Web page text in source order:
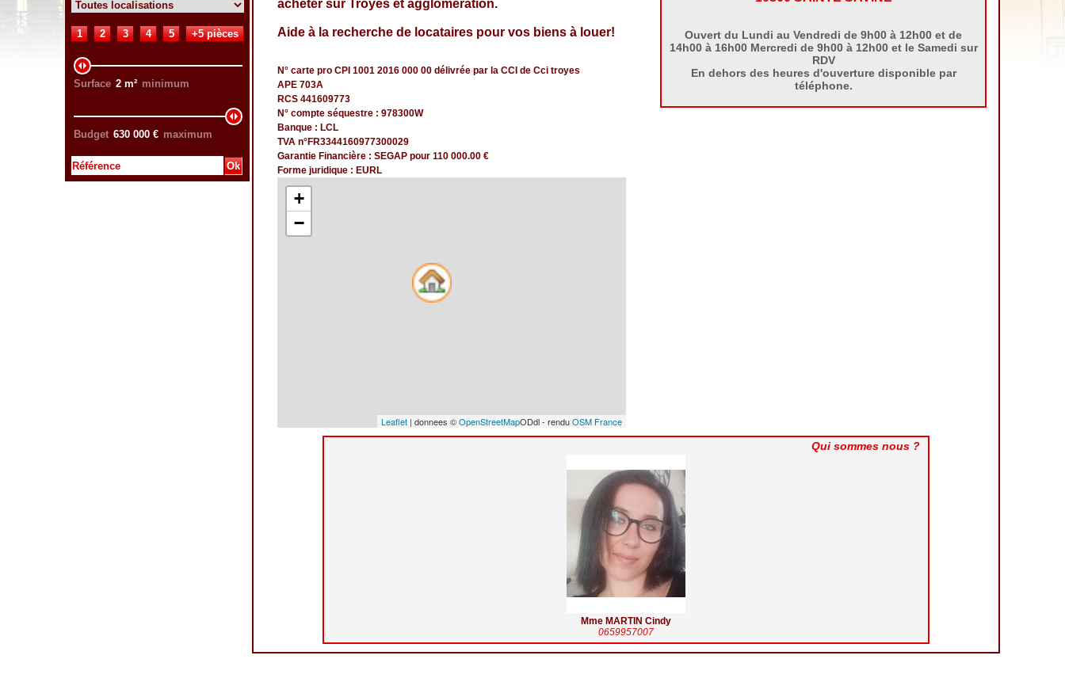
1 2 3 4 5 +5 pièces
Surface 2 m² minimum
Budget 630 000 € maximum
acheter sur Troyes et agglomération.
Aide à la recherche de locataires pour vos biens à louer!
N° carte pro CPI 1001 2016 000 00 délivrée par la CCI de Cci troyes
APE 703A
RCS 441609773
N° compte séquestre : 978300W
Banque : LCL
TVA n°FR3344160977300029
Garantie Financière : SEGAP pour 110 000.00 €
Forme juridique : EURL
+
−
Leaflet | donnees ©OpenStreetMapODdl - renduOSM France
Ouvert du Lundi au Vendredi de 9h00 à 12h00 et de
14h00 à 16h00 Mercredi de 9h00 à 12h00 et le Samedi sur
RDV
En dehors des heures d'ouverture disponible par
téléphone.
Qui sommes nous ?
Mme MARTIN Cindy
0659957007